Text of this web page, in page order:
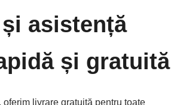
asistență
și gratuită
oferim livrare gratuită pentru toate